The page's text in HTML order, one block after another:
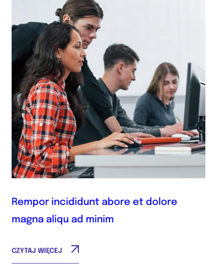
Rempor incididunt abore et dolore
magna aliqu ad minim
CZYTAJ WIĘCEJ